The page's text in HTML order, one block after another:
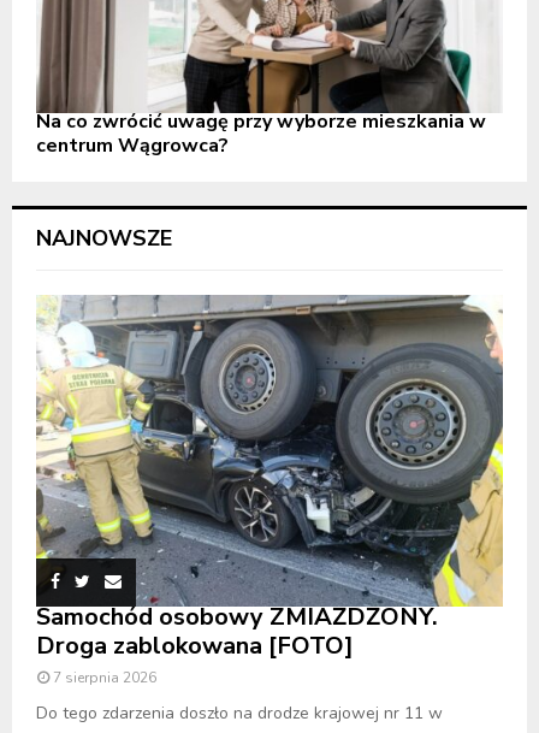
Na co zwrócić uwagę przy wyborze mieszkania w
centrum Wągrowca?
NAJNOWSZE
Samochód osobowy ZMIAŻDŻONY.
Droga zablokowana [FOTO]
7 sierpnia 2026
Do tego zdarzenia doszło na drodze krajowej nr 11 w